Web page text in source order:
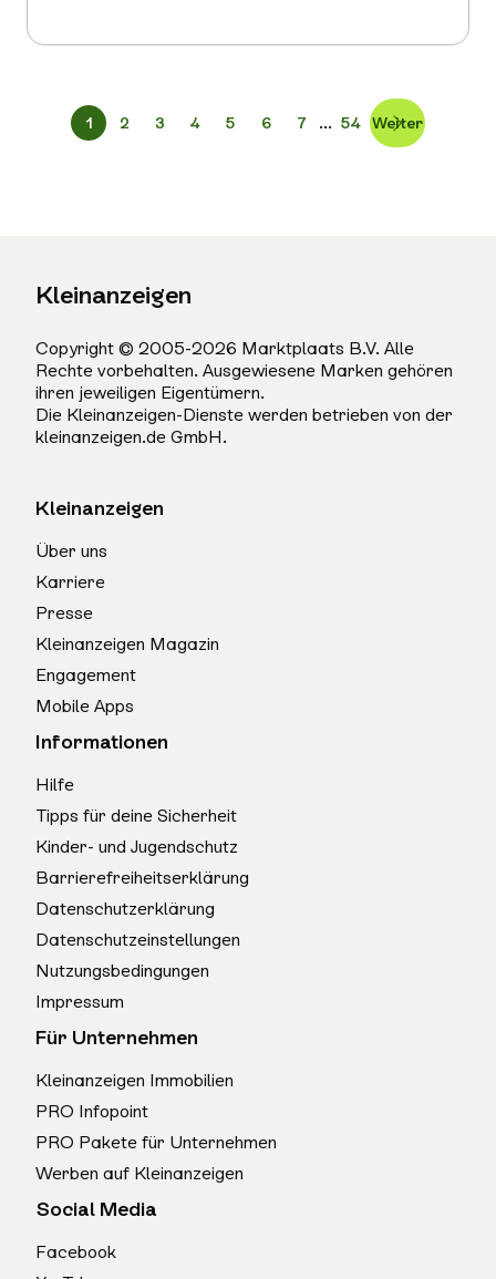
erfahren
1 2 3 4 5 6 7 ... 54 Weiter
Kleinanzeigen
Copyright © 2005-2026 Marktplaats B.V. Alle
Rechte vorbehalten. Ausgewiesene Marken gehören
ihren jeweiligen Eigentümern.
Die Kleinanzeigen-Dienste werden betrieben von der
kleinanzeigen.de GmbH.
Kleinanzeigen
Über uns
Karriere
Presse
Kleinanzeigen Magazin
Engagement
Mobile Apps
Informationen
Hilfe
Tipps für deine Sicherheit
Kinder- und Jugendschutz
Barrierefreiheitserklärung
Datenschutzerklärung
Datenschutzeinstellungen
Nutzungsbedingungen
Impressum
Für Unternehmen
Kleinanzeigen Immobilien
PRO Infopoint
PRO Pakete für Unternehmen
Werben auf Kleinanzeigen
Social Media
Facebook